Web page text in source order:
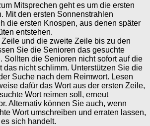
Mitsprechen geht es um die ersten
Mit den ersten Sonnenstrahlen
die ersten Knospen, aus denen später
entstehen.
und die zweite Zeile bis zu den
Sie die Senioren das gesuchte
Sollten die Senioren nicht sofort auf die
das nicht schlimm. Unterstützen Sie die
Suche nach dem Reimwort. Lesen
dafür das Wort aus der ersten Zeile,
Wort reimen soll, erneut
Alternativ können Sie auch, wenn
Wort umschreiben und erraten lassen,
sich handelt.